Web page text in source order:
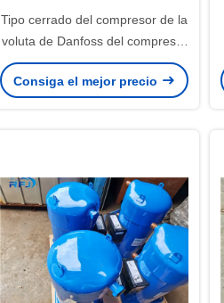
Tipo cerrado del compresor de la
voluta de Danfoss del compresor
del ejecutante de SM185S4CC
Consiga el mejor precio